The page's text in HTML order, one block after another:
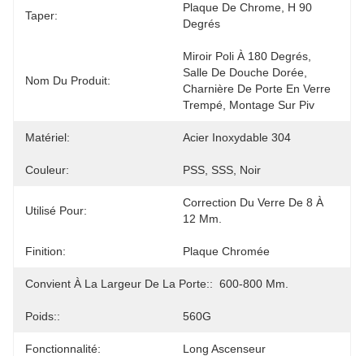
Taper:
Plaque De Chrome, H 90
Degrés
Nom Du Produit:
Miroir Poli À 180 Degrés,
Salle De Douche Dorée,
Charnière De Porte En Verre
Trempé, Montage Sur Piv
Matériel: Acier Inoxydable 304
Couleur: PSS, SSS, Noir
Utilisé Pour:
Correction Du Verre De 8 À
12 Mm.
Finition: Plaque Chromée
Convient À La Largeur De La Porte:: 600-800 Mm.
Poids:: 560G
Fonctionnalité: Long Ascenseur